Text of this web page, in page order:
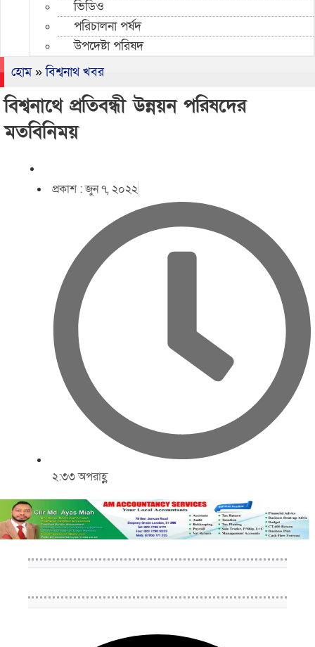
ভিডিও
পরিচালনা পর্ষদ
উপদেষ্টা পরিষদ
হোম»বিশ্বনাথ খবর
বিশ্বনাথে প্রতিবন্ধী উন্নয়ন পরিষদের
মতবিনিময়
প্রকাশ :জুন ৭, ২০২২
২:৩৩ অপরাহ্ণ